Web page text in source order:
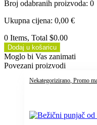
Broj odabranih proizvoda: 0
Ukupna cijena: 0,00 €
0 Items, Total $0.00
Dodaj u košaricu
Moglo bi Vas zanimati
Povezani proizvodi
Nekategorizirano , Promo